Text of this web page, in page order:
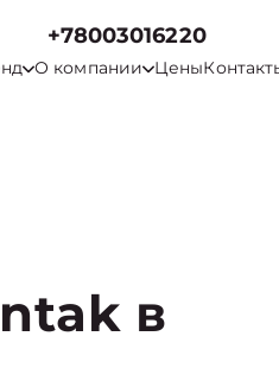
+78003016220
О компании Цены
в